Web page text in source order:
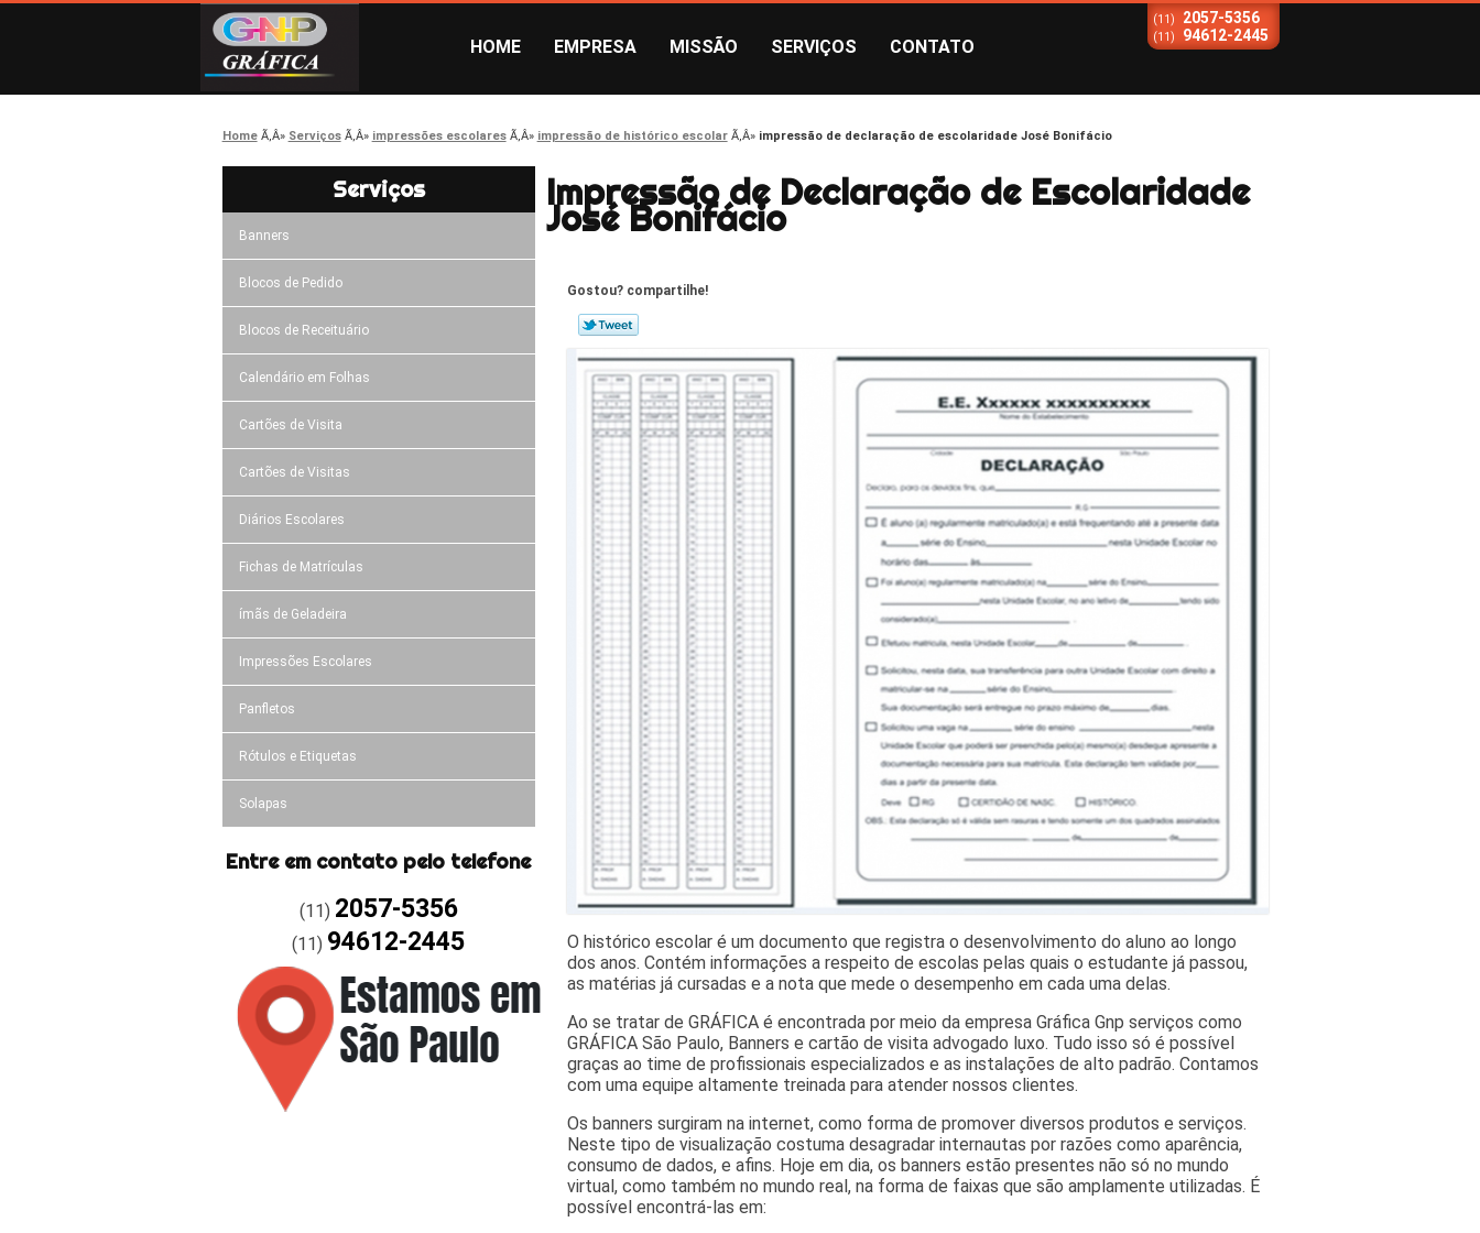
HOME EMPRESA MISSÃO SERVIÇOS CONTATO
(11) 2057-5356
(11) 94612-2445
Home Serviços impressões escolares impressão de histórico escolar impressão de declaração de escolaridade José Bonifácio
Serviços
Banners
Blocos de Pedido
Blocos de Receituário
Calendário em Folhas
Cartões de Visita
Cartões de Visitas
Diários Escolares
Fichas de Matrículas
ímãs de Geladeira
Impressões Escolares
Panfletos
Rótulos e Etiquetas
Solapas
Entre em contato pelo telefone
(11) 2057-5356
(11) 94612-2445
Impressão de Declaração de Escolaridade
José Bonifácio
Gostou? compartilhe!
O histórico escolar é um documento que registra o desenvolvimento do aluno ao longo
dos anos. Contém informações a respeito de escolas pelas quais o estudante já passou,
as matérias já cursadas e a nota que mede o desempenho em cada uma delas.
Ao se tratar de GRÁFICA é encontrada por meio da empresa Gráfica Gnp serviços como
GRÁFICA São Paulo, Banners e cartão de visita advogado luxo. Tudo isso só é possível
graças ao time de profissionais especializados e as instalações de alto padrão. Contamos
com uma equipe altamente treinada para atender nossos clientes.
Os banners surgiram na internet, como forma de promover diversos produtos e serviços.
Neste tipo de visualização costuma desagradar internautas por razões como aparência,
consumo de dados, e afins. Hoje em dia, os banners estão presentes não só no mundo
virtual, como também no mundo real, na forma de faixas que são amplamente utilizadas. É
possível encontrá-las em: